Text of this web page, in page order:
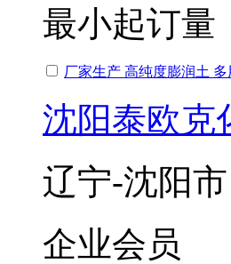
最小起订量
厂家生产 高纯度膨润土
沈阳泰欧克
辽宁-沈阳市
企业会员